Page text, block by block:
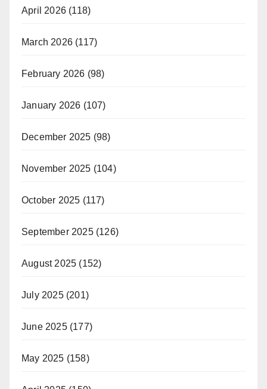
April 2026 (118)
March 2026 (117)
February 2026 (98)
January 2026 (107)
December 2025 (98)
November 2025 (104)
October 2025 (117)
September 2025(126)
August 2025 (152)
July 2025(201)
June 2025(177)
May 2025 (158)